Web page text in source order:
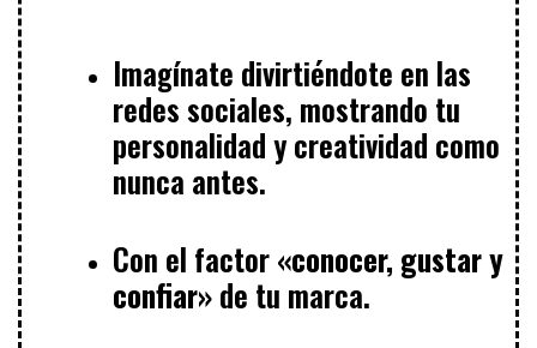
Imagínate divirtiéndote en las
redes sociales, mostrando tu
personalidad y creatividad como
nunca antes.
Con el factor«conocer, gustar y
confiar»de tu marca.